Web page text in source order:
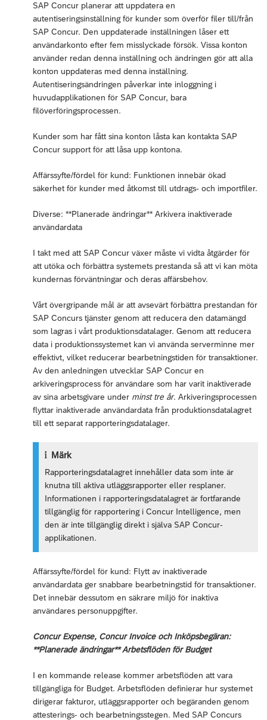
SAP Concur planerar att uppdatera en
autentiseringsinställning för kunder som överför filer till/från
SAP Concur. Den uppdaterade inställningen låser ett
användarkonto efter fem misslyckade försök. Vissa konton
använder redan denna inställning och ändringen gör att alla
konton uppdateras med denna inställning.
Autentiseringsändringen påverkar inte inloggning i
huvudapplikationen för SAP Concur, bara
filöverföringsprocessen.
Kunder som har fått sina konton låsta kan kontakta SAP
Concur support för att låsa upp kontona.
Affärssyfte/fördel för kund: Funktionen innebär ökad
säkerhet för kunder med åtkomst till utdrags- och importfiler.
Diverse: **Planerade ändringar** Arkivera inaktiverade
användardata
I takt med att SAP Concur växer måste vi vidta åtgärder för
att utöka och förbättra systemets prestanda så att vi kan möta
kundernas förväntningar och deras affärsbehov.
Vårt övergripande mål är att avsevärt förbättra prestandan för
SAP Concurs tjänster genom att reducera den datamängd
som lagras i vårt produktionsdatalager. Genom att reducera
data i produktionssystemet kan vi använda serverminne mer
effektivt, vilket reducerar bearbetningstiden för transaktioner.
Av den anledningen utvecklar SAP Concur en
arkiveringsprocess för användare som har varit inaktiverade
av sina arbetsgivare under minst tre år. Arkiveringsprocessen
flyttar inaktiverade användardata från produktionsdatalagret
till ett separat rapporteringsdatalager.
Märk
Rapporteringsdatalagret innehåller data som inte är
knutna till aktiva utläggsrapporter eller resplaner.
Informationen i rapporteringsdatalagret är fortfarande
tillgänglig för rapportering i Concur Intelligence, men
den är inte tillgänglig direkt i själva SAP Concur-
applikationen.
Affärssyfte/fördel för kund: Flytt av inaktiverade
användardata ger snabbare bearbetningstid för transaktioner.
Det innebär dessutom en säkrare miljö för inaktiva
användares personuppgifter.
Concur Expense, Concur Invoice och Inköpsbegäran:
**Planerade ändringar** Arbetsflöden för Budget
I en kommande release kommer arbetsflöden att vara
tillgängliga för Budget. Arbetsflöden definierar hur systemet
dirigerar fakturor, utläggsrapporter och begäranden genom
attesterings- och bearbetningsstegen. Med SAP Concurs